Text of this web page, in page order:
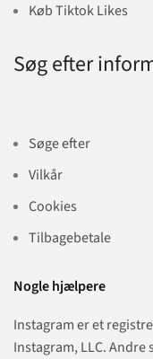
Køb Tiktok Likes
Søg efter
Søge efter
Vilkår
Cookies
Tilbagebetale
Nogle hjælpere
Instagram er et
Instagram, LLC.